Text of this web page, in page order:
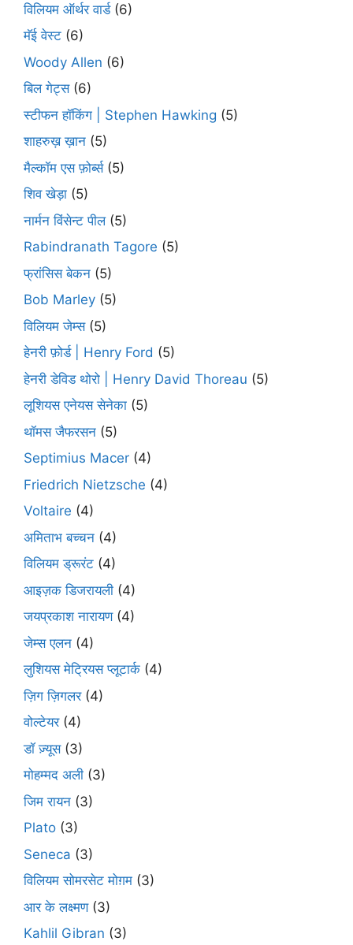
विलियम ऑर्थर वार्ड(6)
मॅई वेस्ट (6)
Woody Allen (6)
बिल गेट्स(6)
स्टीफन हॉकिंग | Stephen Hawking (5)
शाहरुख़ ख़ान (5)
मैल्कॉम एस फ़ोर्ब्स(5)
शिव खेड़ा (5)
नार्मन विंसेन्ट पील(5)
Rabindranath Tagore (5)
फ्रांसिस बेकन (5)
Bob Marley (5)
विलियम जेम्स(5)
हेनरी फ़ोर्ड | Henry Ford (5)
हेनरी डेविड थोरो | Henry David Thoreau (5)
लूशियस एनेयस सेनेका (5)
थॉमस जैफरसन (5)
Septimius Macer (4)
Friedrich Nietzsche (4)
Voltaire (4)
अमिताभ बच्चन (4)
विलियम ड्रूरंट (4)
आइज़क डिजरायली (4)
जयप्रकाश नारायण(4)
जेम्स एलन (4)
लुशियस मेट्रियस प्लूटार्क (4)
ज़िग ज़िगलर(4)
वोल्टेयर(4)
डॉ ज़्यूस(3)
मोहम्मद अली (3)
जिम रायन (3)
Plato (3)
Seneca (3)
विलियम सोमरसेट मोग़म (3)
आर के लक्ष्मण(3)
Kahlil Gibran (3)